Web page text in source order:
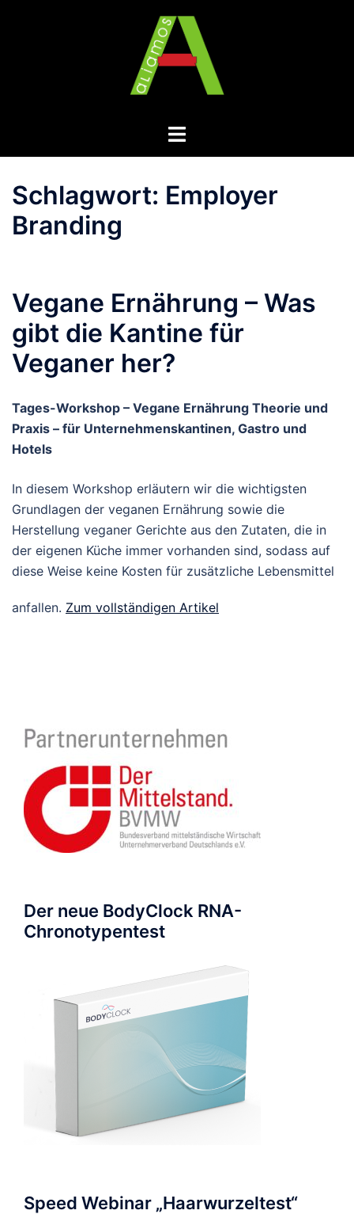
Menü
Schlagwort: Employer
Branding
Vegane Ernährung – Was
gibt die Kantine für
Veganer her?
Tages-Workshop – Vegane Ernährung Theorie und
Praxis – für Unternehmenskantinen, Gastro und
Hotels
In diesem Workshop erläutern wir die wichtigsten
Grundlagen der veganen Ernährung sowie die
Herstellung veganer Gerichte aus den Zutaten, die in
der eigenen Küche immer vorhanden sind, sodass auf
diese Weise keine Kosten für zusätzliche Lebensmittel
anfallen. Zum vollständigen Artikel
Der neue BodyClock RNA-
Chronotypentest
Speed Webinar „Haarwurzeltest“